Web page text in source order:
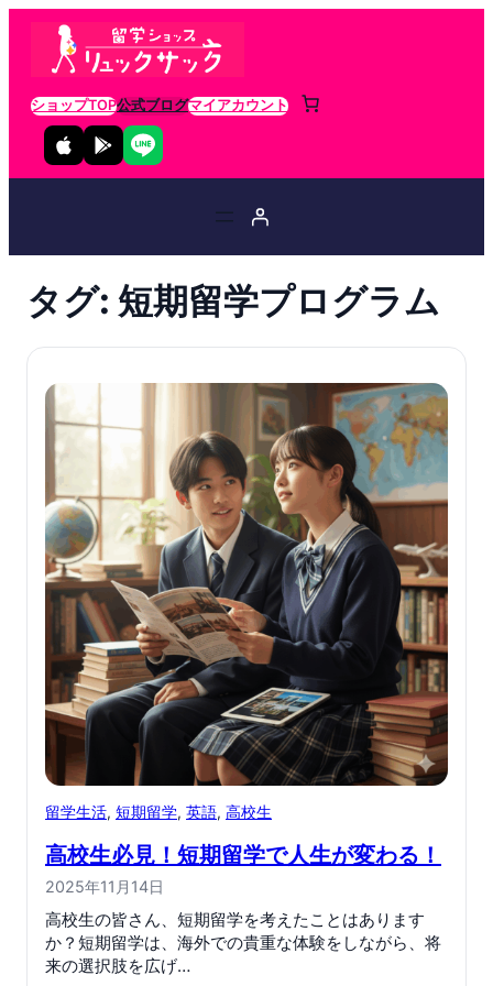
ショップTOP公式ブログマイアカウント
タグ: 短期留学プログラム
留学生活, 短期留学, 英語, 高校生
高校生必見！短期留学で人生が変わる！
2025年11月14日
高校生の皆さん、短期留学を考えたことはあります
か？短期留学は、海外での貴重な体験をしながら、将
来の選択肢を広げ…